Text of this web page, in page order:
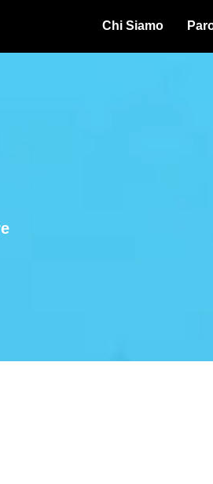
Chi Siamo